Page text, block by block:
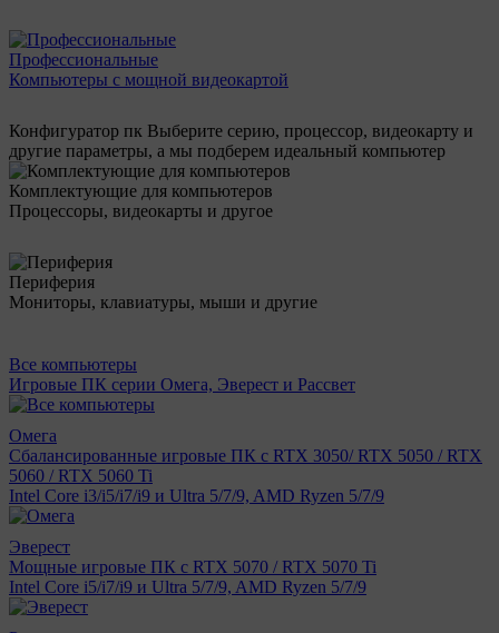
Профессиональные
Компьютеры с мощной видеокартой
Конфигуратор пк Выберите серию, процессор, видеокарту и
другие параметры, а мы подберем идеальный компьютер
Комплектующие для компьютеров
Процессоры, видеокарты и другое
Периферия
Мониторы, клавиатуры, мыши и другие
Все компьютеры
Игровые ПК серии Омега, Эверест и Рассвет
Омега
Сбалансированные игровые ПК с RTX 3050/ RTX 5050 / RTX
5060 / RTX 5060 Ti
Intel Core i3/i5/i7/i9 и Ultra 5/7/9, AMD Ryzen 5/7/9
Эверест
Мощные игровые ПК с RTX 5070 / RTX 5070 Ti
Intel Core i5/i7/i9 и Ultra 5/7/9, AMD Ryzen 5/7/9